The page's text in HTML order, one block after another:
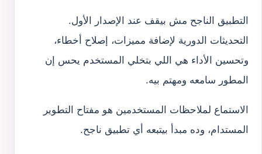
التطبيق الناجح مش بيقف عند الإصدار الأول.
التحديثات الدورية لإضافة مميزات، إصلاح أخطاء،
وتحسين الأداء هي اللي بتخلي المستخدم يحس إن
المطور سامعه ومهتم بيه.
الاستماع لملاحظات المستخدمين هو مفتاح التطوير
المستدام، وده مبدأ بيتبعه أي تطبيق ناجح.